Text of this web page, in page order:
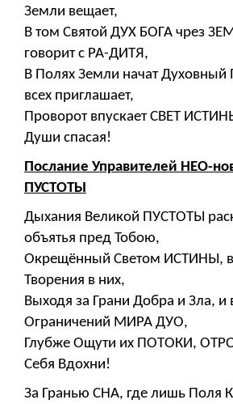
Земли вещает,
В том Святой ДУХ БОГА чрез
говорит с РА-ДИТЯ,
В Полях Земли начат Духовный
всех приглашает,
Проворот впускает СВЕТ
Души спасая!
Послание Управителей НЕО-
ПУСТОТЫ
Дыхания Великой ПУСТОТЫ
объятья пред Тобою,
Окрещённый Светом ИСТИНЫ,
Творения в них,
Выходя за Грани Добра и Зла, и
Ограничений МИРА ДУО,
Глубже Ощути их ПОТОКИ,
Себя Вдохни!
За Гранью СНА, где лишь Поля